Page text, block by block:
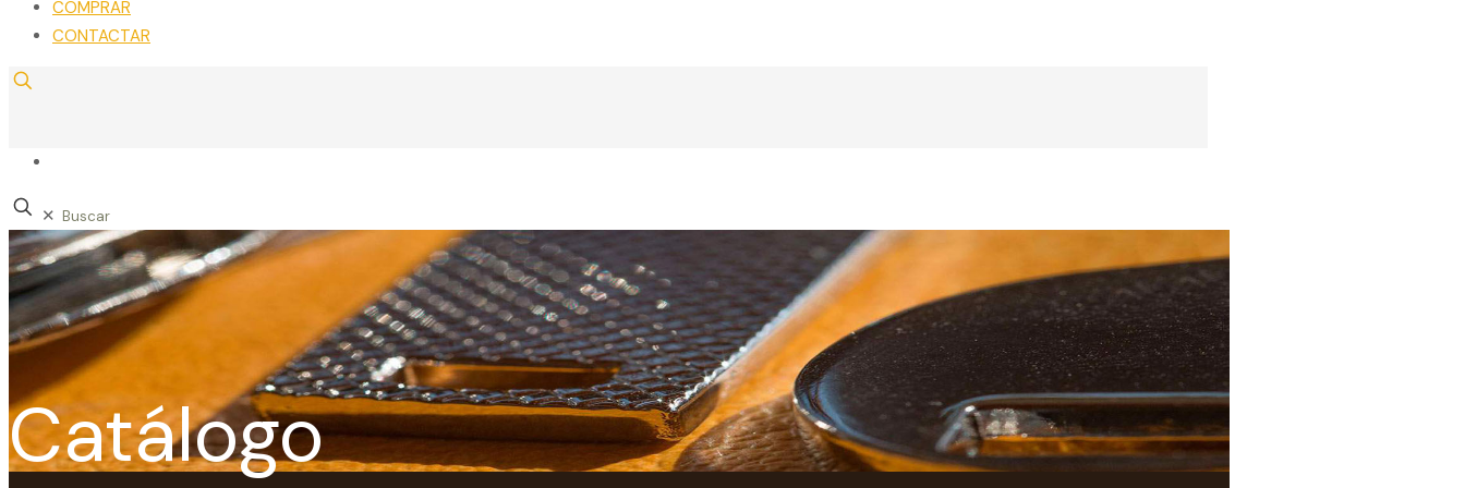
COMPRAR
CONTACTAR
✕
Catálogo